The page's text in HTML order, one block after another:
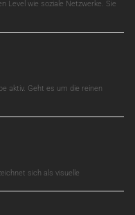
Level wie soziale Netzwerke. Sie
aktiv. Geht es um die reinen
sich als visuelle